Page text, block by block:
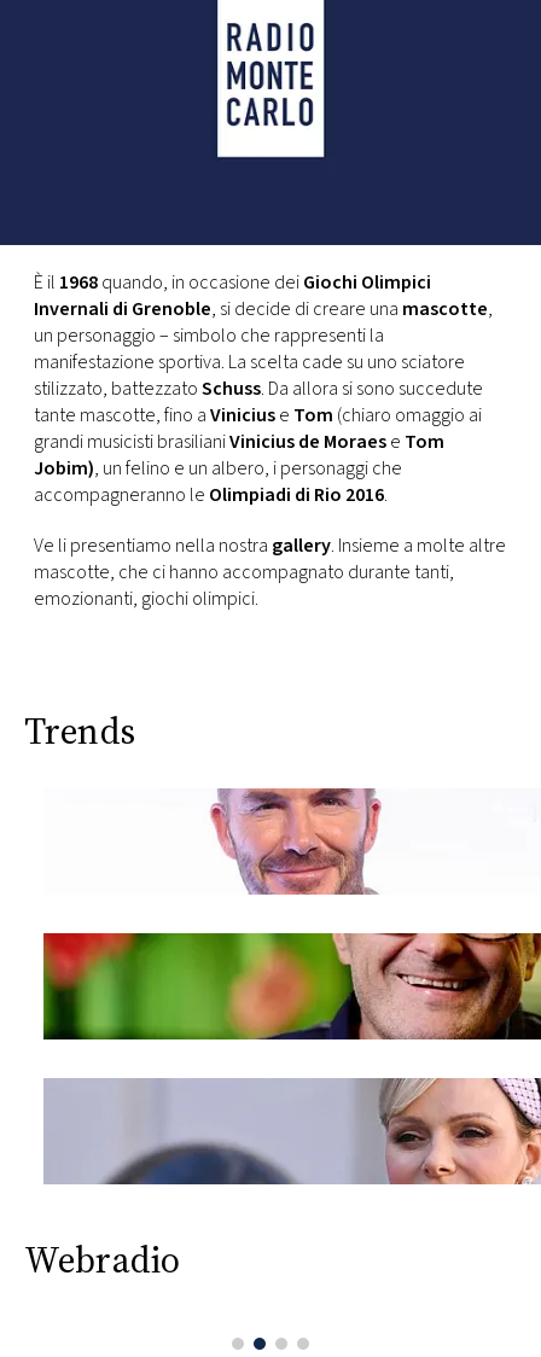
VIDEO
TV
PRINCIPATO
DI
MONACO
CONSIGLIA
È il 1968quando, in occasione deiGiochi Olimpici
Invernali di Grenoble, si decide di creare una mascotte,
un personaggio – simbolo che rappresenti la
manifestazione sportiva. La scelta cade su uno sciatore
stilizzato, battezzatoSchuss. Da allora si sono succedute
tante mascotte, fino aViniciuse Tom (chiaro omaggio ai
grandi musicisti brasilianiVinicius de Moraese Tom
Jobim), un felino e un albero, i personaggi che
accompagneranno le Olimpiadi di Rio 2016.
Ve li presentiamo nella nostra gallery. Insieme a molte altre
mascotte, che ci hanno accompagnato durante tanti,
emozionanti, giochi olimpici.
Trends
Webradio